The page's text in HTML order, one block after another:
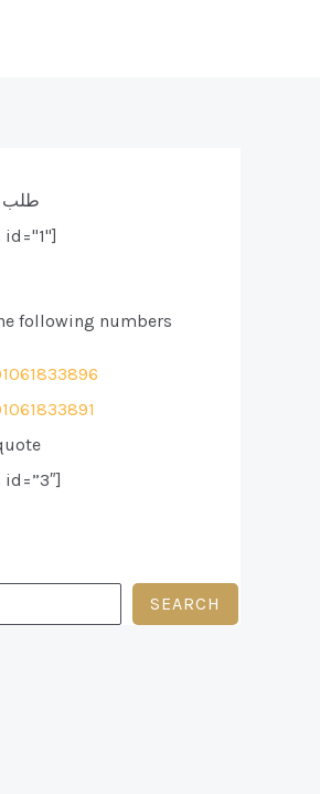
طلب
following numbers
SEARCH